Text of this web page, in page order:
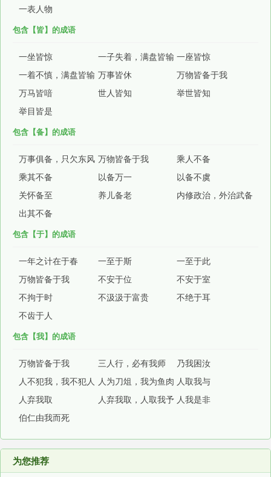
一表人物
包含【皆】的成语
一坐皆惊 一子失着，满盘皆输 一座皆惊
一着不慎，满盘皆输 万事皆休
万物皆备于我
万马皆喑
世人皆知
举世皆知
举目皆是
包含【备】的成语
万事俱备，只欠东风 万物皆备于我
乘人不备
乘其不备
以备万一
以备不虞
关怀备至
养儿备老
内修政治，外治武备
出其不备
包含【于】的成语
一年之计在于春 一至于斯
一至于此
万物皆备于我
不安于位
不安于室
不拘于时
不汲汲于富贵
不绝于耳
不齿于人
包含【我】的成语
万物皆备于我 三人行，必有我师
乃我困汝
人不犯我，我不犯人 人为刀俎，我为鱼肉 人取我与
人弃我取
人弃我取，人取我予 人我是非
伯仁由我而死
为您推荐